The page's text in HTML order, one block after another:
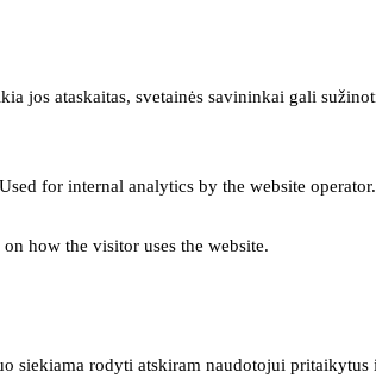
jos ataskaitas, svetainės savininkai gali
for internal analytics by the website operator.
how the visitor uses the website.
siekiama rodyti atskiram naudotojui